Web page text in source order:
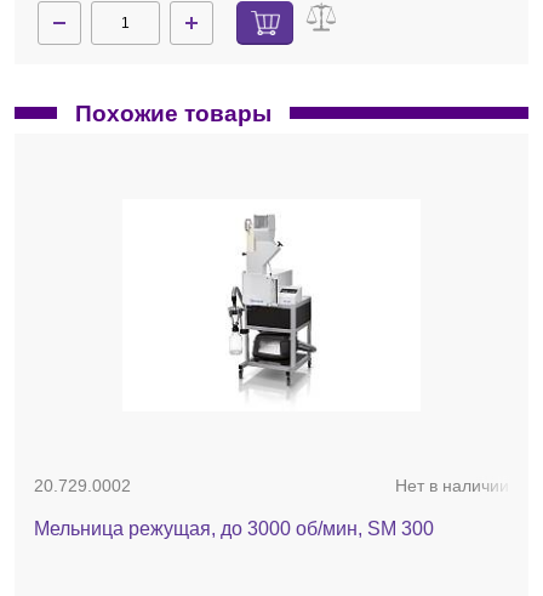
Похожие товары
20.729.0002 Нет в наличии
Мельница режущая, до 3000 об/мин, SM 300